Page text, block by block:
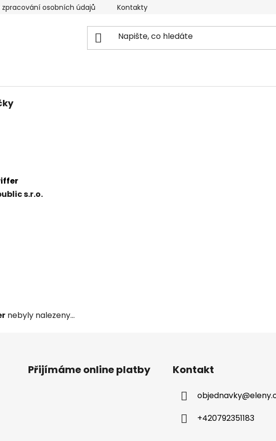
zpracování osobních údajů Kontakty
s.r.o.
nebyly nalezeny...
Přijímáme online platby Kontakt
objednavky@
+420792351183